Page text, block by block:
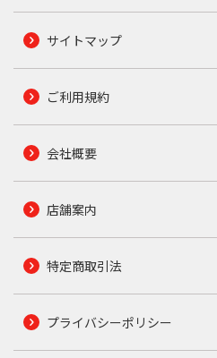
サイトマップ
ご利用規約
会社概要
店舗案内
特定商取引法
プライバシーポリシー